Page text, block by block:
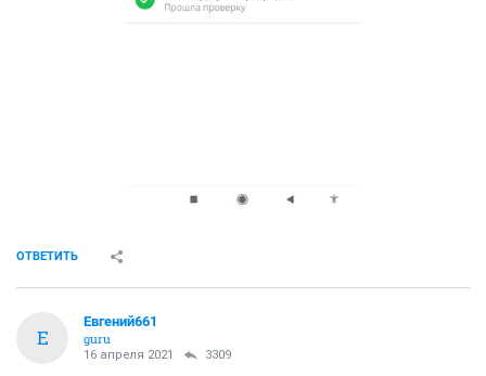
ОТВЕТИТЬ
Е
Евгений661
guru
16 апреля 2021 3309